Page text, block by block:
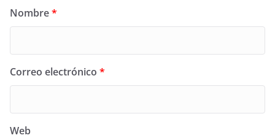
Nombre*
Correo electrónico *
Web